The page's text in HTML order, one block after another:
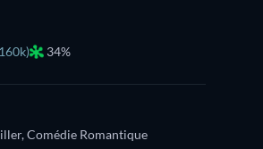
34%
Comédie Romantique